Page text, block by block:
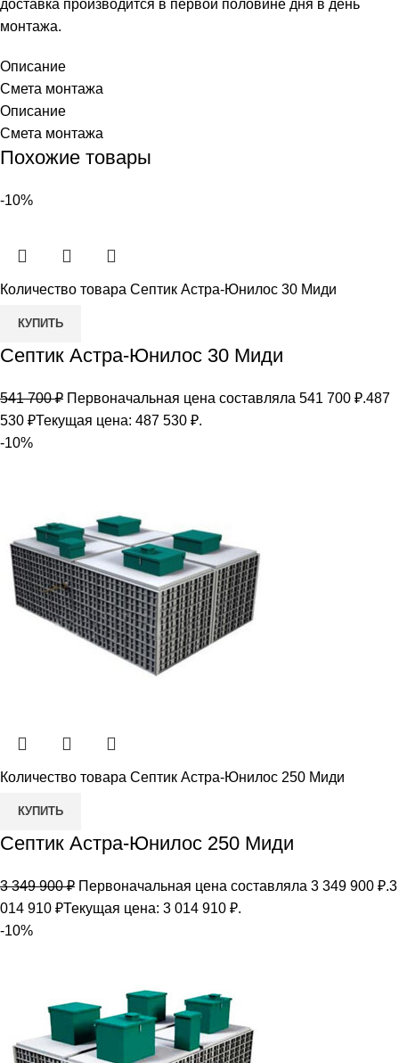
доставка производится в первой половине дня в день
монтажа.
Описание
Смета монтажа
Описание
Смета монтажа
Похожие товары
-10%
Количество товара Септик Астра-Юнилос 30 Миди
КУПИТЬ
Септик Астра-Юнилос 30 Миди
541 700₽ Первоначальная цена составляла 541 700 ₽.487
530 ₽Текущая цена: 487 530 ₽.
-10%
Количество товара Септик Астра-Юнилос 250 Миди
КУПИТЬ
Септик Астра-Юнилос 250 Миди
3 349 900₽ Первоначальная цена составляла 3 349 900 ₽.3
014 910 ₽Текущая цена: 3 014 910 ₽.
-10%